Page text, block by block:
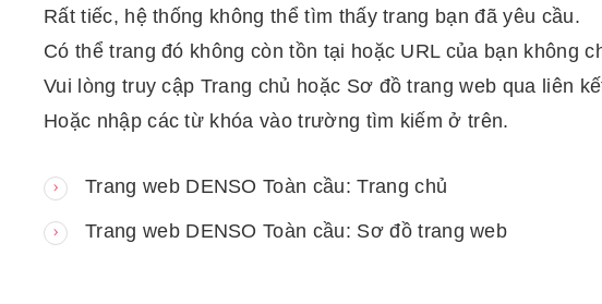
Rất tiếc, hệ thống không thể tìm thấy trang bạn đã yêu cầu.
Có thể trang đó không còn tồn tại hoặc URL của bạn không
Vui lòng truy cập Trang chủ hoặc Sơ đồ trang web qua liên
Hoặc nhập các từ khóa vào trường tìm kiếm ở trên.
Trang web DENSO Toàn cầu: Trang chủ
Trang web DENSO Toàn cầu: Sơ đồ trang web